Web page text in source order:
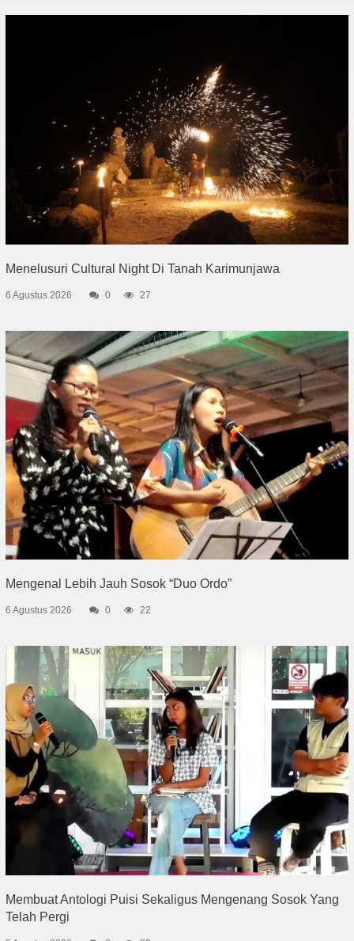
Menelusuri Cultural Night Di Tanah Karimunjawa
6 Agustus 2026 0 27
Mengenal Lebih Jauh Sosok “Duo Ordo”
6 Agustus 2026 0 22
Membuat Antologi Puisi Sekaligus Mengenang Sosok Yang
Telah Pergi